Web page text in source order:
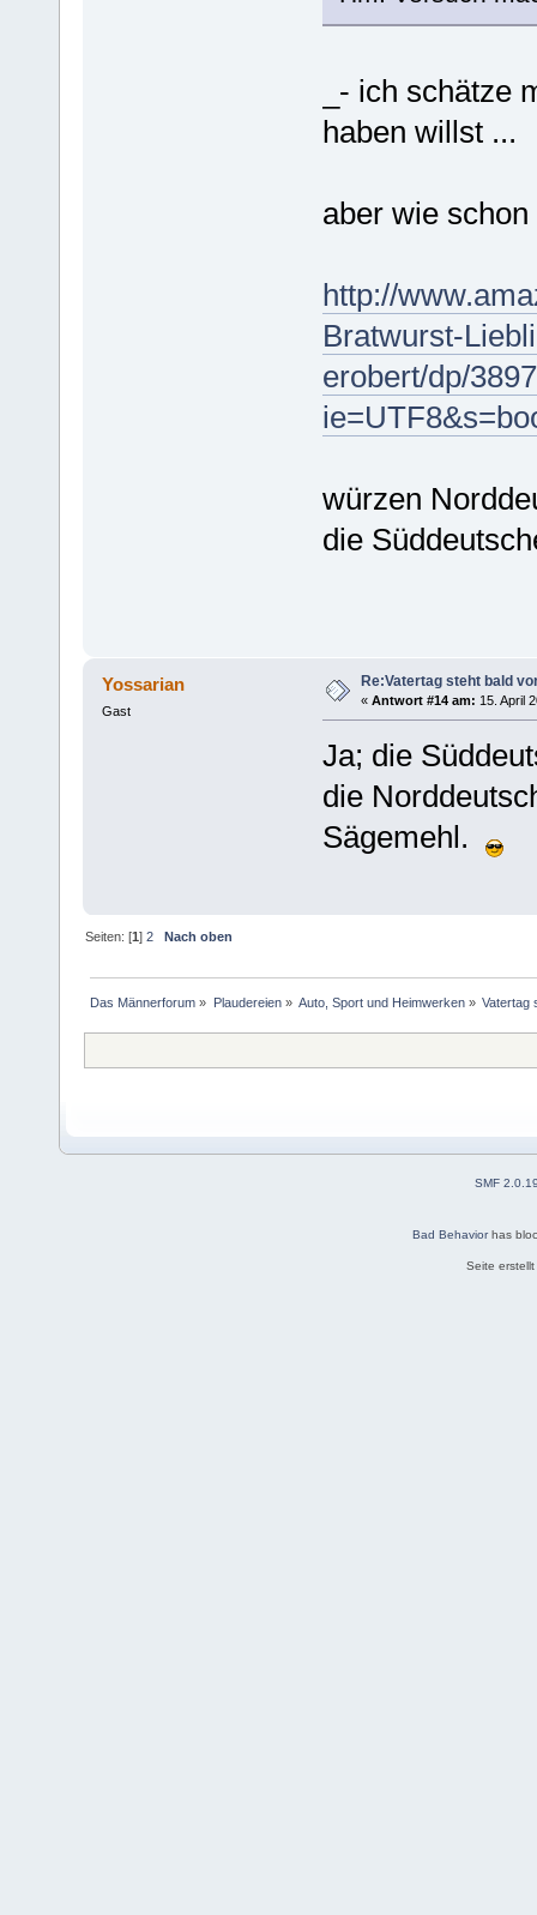
_- ich schätze
haben willst ...
aber wie
http://
Bratwurst-
erobert/dp/
würzen
die
Yossarian
Gast
Re:Vatertag steht bald
« Antwort #14 am: 15. April
Ja; die
die
Sägemehl.
Seiten: [1]2 Nach oben
Das Männerforum » Plaudereien» Auto, Sport und Heimwerken» Vatertag
SMF
Bad Behaviorhas
Seite